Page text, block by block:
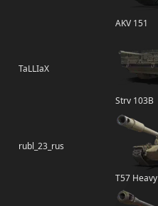
AKV 151
TaLLIaX
Strv 103B
rubl_23_rus
T57 Heavy